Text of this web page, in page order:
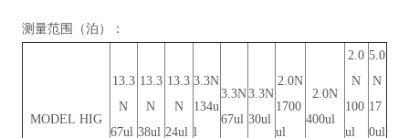
测量范围（泊）：
MODEL HIG
13.3
N
67ul
13.3
N
38ul
13.3
N
24ul
3.3N
134u
l
3.3N
67ul
3.3N
30ul
2.0N
1700
ul
2.0N
400ul
2.0
N
100
ul
5.0
N
17
0ul